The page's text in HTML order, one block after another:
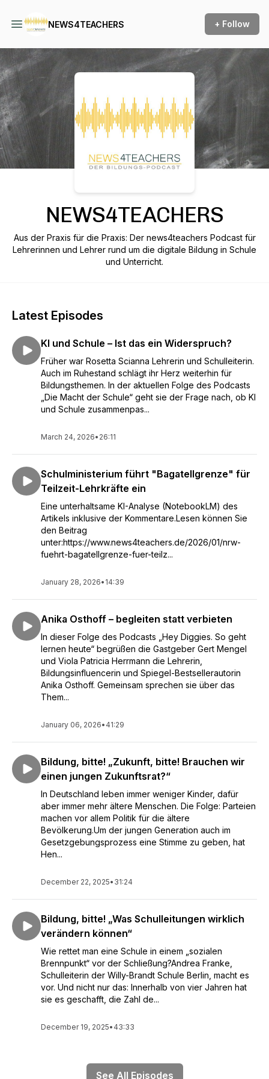
NEWS4TEACHERS + Follow
Podcast Background Image
NEWS4TEACHERS
Aus der Praxis für die Praxis: Der news4teachers Podcast für
Lehrerinnen und Lehrer rund um die digitale Bildung in Schule
und Unterricht.
Latest Episodes
KI und Schule – Ist das ein Widerspruch?
Früher war Rosetta Scianna Lehrerin und Schulleiterin.
Auch im Ruhestand schlägt ihr Herz weiterhin für
Bildungsthemen. In der aktuellen Folge des Podcasts
„Die Macht der Schule“ geht sie der Frage nach, ob KI
und Schule zusammenpas...
March 24, 2026• 26:11
Schulministerium führt "Bagatellgrenze" für
Teilzeit-Lehrkräfte ein
Eine unterhaltsame KI-Analyse (NotebookLM) des
Artikels inklusive der Kommentare.Lesen können Sie
den Beitrag
unter:https://www.news4teachers.de/2026/01/nrw-
fuehrt-bagatellgrenze-fuer-teilz...
January 28, 2026• 14:39
Anika Osthoff – begleiten statt verbieten
In dieser Folge des Podcasts „Hey Diggies. So geht
lernen heute“ begrüßen die Gastgeber Gert Mengel
und Viola Patricia Herrmann die Lehrerin,
Bildungsinfluencerin und Spiegel-Bestsellerautorin
Anika Osthoff. Gemeinsam sprechen sie über das
Them...
January 06, 2026• 41:29
Bildung, bitte! „Zukunft, bitte! Brauchen wir
einen jungen Zukunftsrat?“
In Deutschland leben immer weniger Kinder, dafür
aber immer mehr ältere Menschen. Die Folge: Parteien
machen vor allem Politik für die ältere
Bevölkerung.Um der jungen Generation auch im
Gesetzgebungsprozess eine Stimme zu geben, hat
Hen...
December 22, 2025• 31:24
Bildung, bitte! „Was Schulleitungen wirklich
verändern können“
Wie rettet man eine Schule in einem „sozialen
Brennpunkt“ vor der Schließung?Andrea Franke,
Schulleiterin der Willy-Brandt Schule Berlin, macht es
vor. Und nicht nur das: Innerhalb von vier Jahren hat
sie es geschafft, die Zahl de...
December 19, 2025• 43:33
See All Episodes